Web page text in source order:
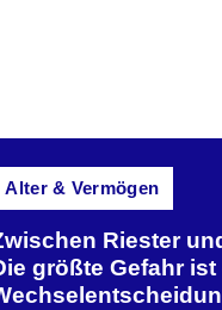
Alter & Vermögen
Riester
größte Gefahr